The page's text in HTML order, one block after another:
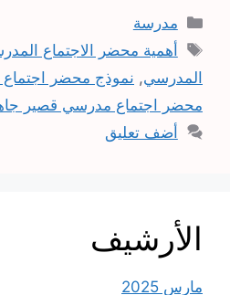
التصنيفات
مدرسة
الوسوم
أهمية محضر الاجتماع
المدرسي, نموذج محضر
محضر اجتماع مدرسي قصير
أضف تعليق
الأرشيف
مارس 2025